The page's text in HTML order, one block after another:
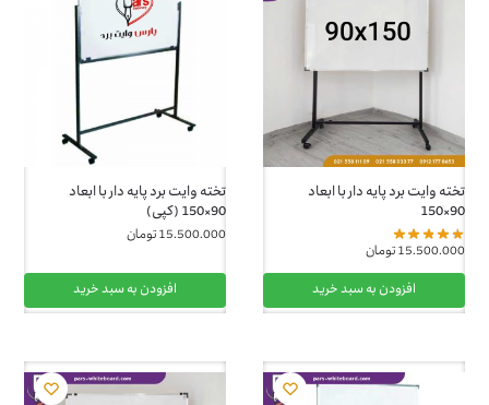
تخته وایت برد پایه دار با ابعاد
90×150
15.500.000تومان
افزودن به سبد خرید
تخته وایت برد پایه دار با ابعاد
90×150 (کپی)
15.500.000تومان
افزودن به سبد خرید